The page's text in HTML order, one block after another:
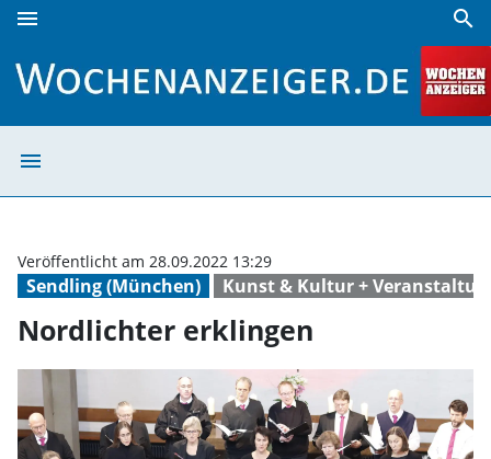
menu search
menu
Sendling (München) Kunst & Kultur +
Veröffentlicht am 28.09.2022 13:29
Nordlichter erklingen